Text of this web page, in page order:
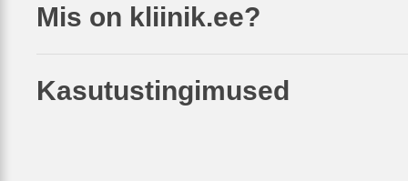
Mis on kliinik.ee?
Kasutustingimused